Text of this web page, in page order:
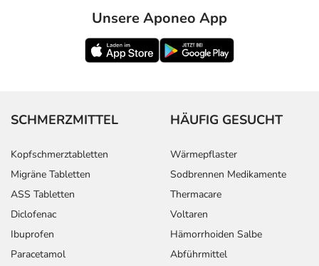
Bemerken Sie eine Befindlichkeitsstörung oder
Veränderung während der Behandlung, wenden Sie sich
an Ihren Arzt oder Apotheker.
Nebenwirkungen berücksichtigt, die bei mindestens
Dosierung
Text Einzeldosis
Als alleinige
Behandlung:
Folgebehandlung:
Jugendliche ab
16 Jahren (über
1/2-1
Tablette
Unsere Aponeo App
SCHMERZMITTEL
Kopfschmerztabletten
Migräne Tabletten
ASS Tabletten
Diclofenac
Ibuprofen
Paracetamol
HÄUFIG GESUCHT
Wärmepflaster
Sodbrennen Medikamente
Thermacare
Voltaren
Hämorrhoiden Salbe
Abführmittel